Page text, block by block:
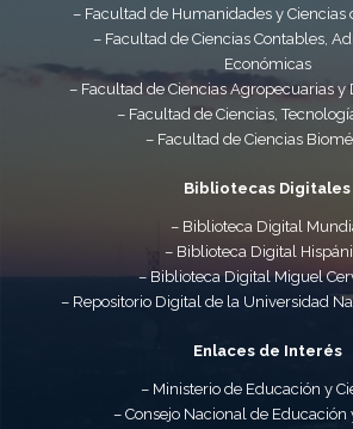
– Facultad de Humanidades y Ciencias
– Facultad de Ciencias Contables,
Económicas
– Facultad de Ciencias Agropecuarias y
– Facultad de Ciencias,
– Facultad de Ciencias
Bibliotecas Digitales
– Biblioteca Digital
– Biblioteca Digital
– Biblioteca Digital Miguel
– Repositorio Digital de la Universidad
Enlaces de Interés
– Ministerio de Educación y
– Consejo Nacional de Educación